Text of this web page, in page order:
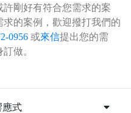
剛好有符合您需求的案
的案例，歡迎撥打我們的
0956 或來信提出您的需
做。
應式